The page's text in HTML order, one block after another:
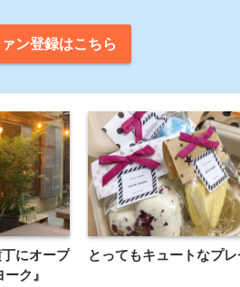
ン登録はこちら
にオープ
ク』
とってもキュートなプ